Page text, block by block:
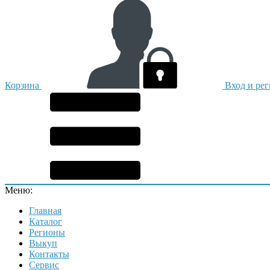
Корзина Вход и
Меню:
Главная
Каталог
Регионы
Выкуп
Контакты
Сервис